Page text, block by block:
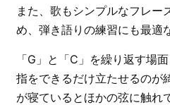
また、歌もシンプルなフレー
め、弾き語りの練習にも最適
「G」と「C」を繰り返す場
指をできるだけ立たせるのが
が寝ているとほかの弦に触れ